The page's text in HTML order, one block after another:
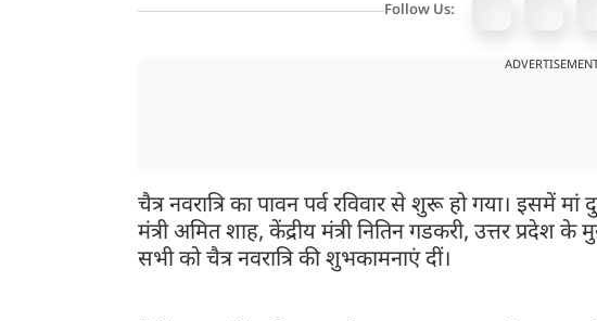
Follow Us:
चैत्र नवरात्रि का पावन पर्व रविवार से शुरू हो गया। इसमें मां
मंत्री अमित शाह, केंद्रीय मंत्री नितिन गडकरी, उत्तर
सभी को चैत्र नवरात्रि की शुभकामनाएं दीं।